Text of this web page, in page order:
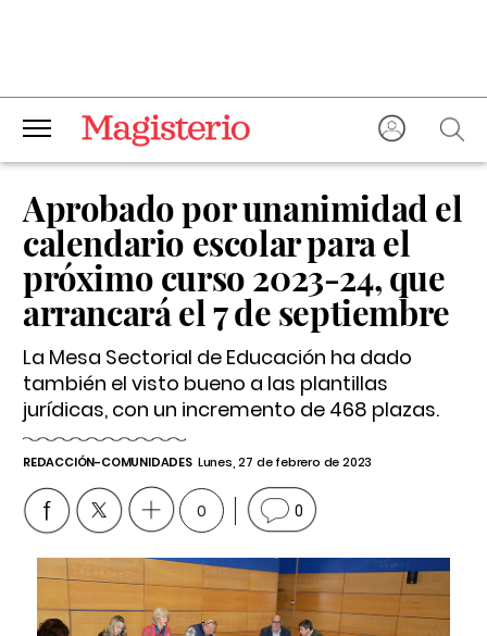
Aprobado por unanimidad el
calendario escolar para el
próximo curso 2023-24, que
arrancará el 7 de septiembre
La Mesa Sectorial de Educación ha dado
también el visto bueno a las plantillas
jurídicas, con un incremento de 468 plazas.
REDACCIÓN-COMUNIDADES Lunes, 27 de febrero de 2023
0 0